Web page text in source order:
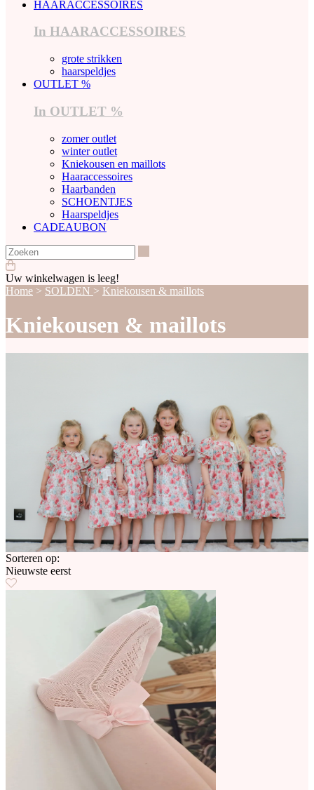
HAARACCESSOIRES
In HAARACCESSOIRES
grote strikken
haarspeldjes
OUTLET %
In OUTLET %
zomer outlet
winter outlet
Kniekousen en maillots
Haaraccessoires
Haarbanden
SCHOENTJES
Haarspeldjes
CADEAUBON
Uw winkelwagen is leeg!
Home > SOLDEN > Kniekousen & maillots
Kniekousen & maillots
Sorteren op:
Nieuwste eerst